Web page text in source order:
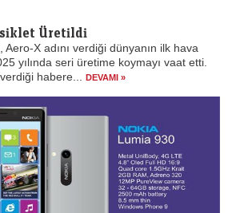
Üretildi
Aero-X adını verdiği dünyanın ilk hava
yılında seri üretime koymayı vaat etti.
habere...
DEVAMI »